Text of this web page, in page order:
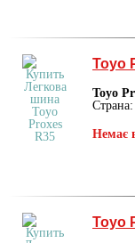
Toyo
Toyo
Немає
Toyo